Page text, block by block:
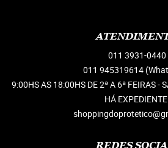
011 3931-0440
011 945319614
9:00HS AS 18:00HS DE 2ª A 6ª FEIRAS -
HÁ EXPEDIENTE.
REDES